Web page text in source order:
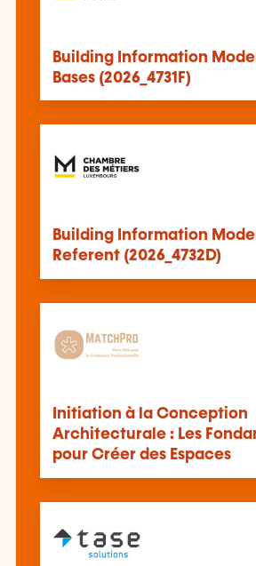
Building Information
Bases (2026_4731F)
Building Information
Referent (2026_4732D)
Initiation à la Conception
Architecturale : Les
pour Créer des Espaces